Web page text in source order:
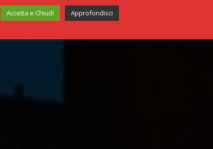
Accetta e Chiudi Approfondisci